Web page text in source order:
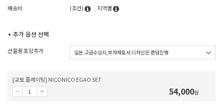
배송비
(조건) 지역별
+ 추가 옵션 선택
선물용 포장추가
[교토 플레이팅] NICONICO EGAO SET
54,000원